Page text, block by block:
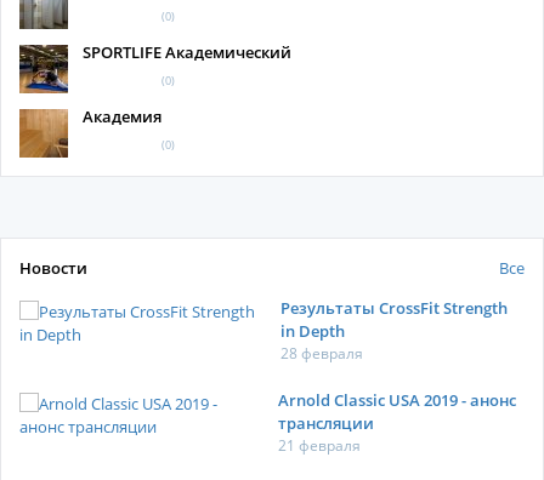
(0)
SPORTLIFE Академический
(0)
Академия
(0)
Новости
Все
Результаты CrossFit Strength
in Depth
28 февраля
Arnold Classic USA 2019 - анонс
трансляции
21 февраля